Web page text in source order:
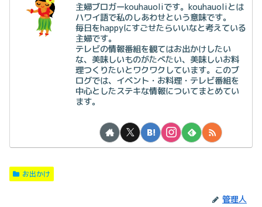
主婦ブロガーkouhauoliです。kouhauoliとは
ハワイ語で私のしあわせという意味です。
毎日をhappyにすごせたらいいなと考えている
主婦です。
テレビの情報番組を観てはお出かけしたい
な、美味しいものがたべたい、美味しいお料
理つくりたいとワクワクしています。このブ
ログでは、イベント・お料理・テレビ番組を
中心としたステキな情報についてまとめてい
ます。
お出かけ
管理人